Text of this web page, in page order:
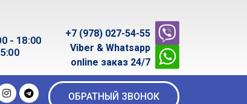
- 18:00
+7 (978) 027-54-55
Viber & Whatsapp
online заказ 24/7
ОБРАТНЫЙ ЗВОНОК